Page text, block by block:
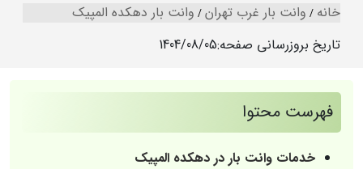
خانه وانت بار غرب تهران وانت بار دهکده المپیک
تاریخ بروزرسانی صفحه:1404/08/05
فهرست محتوا
خدمات وانت بار در دهکده المپیک